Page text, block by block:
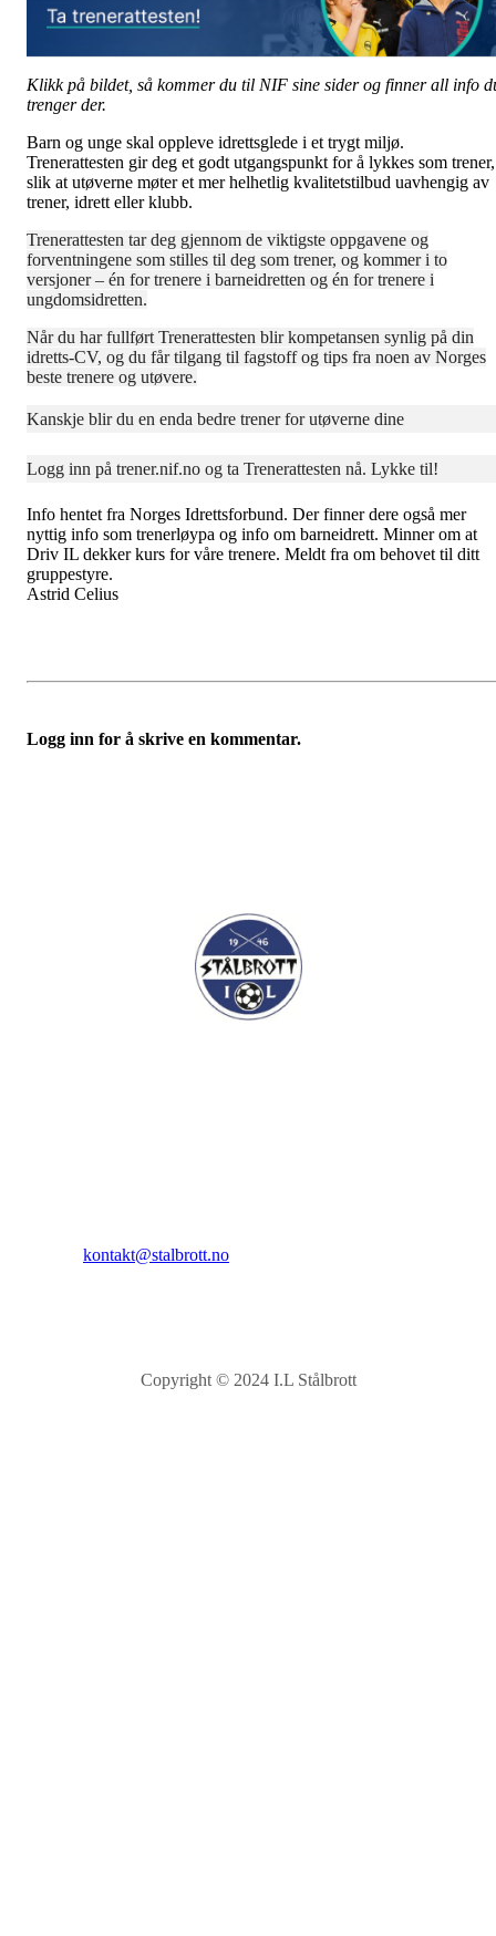
Klikk på bildet, så kommer du til NIF sine sider og finner all info
trenger der.
Barn og unge skal oppleve idrettsglede i et trygt miljø.
Trenerattesten gir deg et godt utgangspunkt for å lykkes som trener,
slik at utøverne møter et mer helhetlig kvalitetstilbud uavhengig av
trener, idrett eller klubb.
Trenerattesten tar deg gjennom de viktigste oppgavene og
forventningene som stilles til deg som trener, og kommer i to
versjoner – én for trenere i barneidretten og én for trenere i
ungdomsidretten.
Når du har fullført Trenerattesten blir kompetansen synlig på din
idretts-CV, og du får tilgang til fagstoff og tips fra noen av Norges
beste trenere og utøvere.
Kanskje blir du en enda bedre trener for utøverne dine
Logg inn på trener.nif.no og ta Trenerattesten nå. Lykke til!
Info hentet fra Norges Idrettsforbund. Der finner dere også mer
nyttig info som trenerløypa og info om barneidrett. Minner om at
Driv IL dekker kurs for våre trenere. Meldt fra om behovet til ditt
gruppestyre.
Astrid Celius
Logg inn for å skrive en kommentar.
kontakt@stalbrott.no
Copyright © 2024 I.L Stålbrott